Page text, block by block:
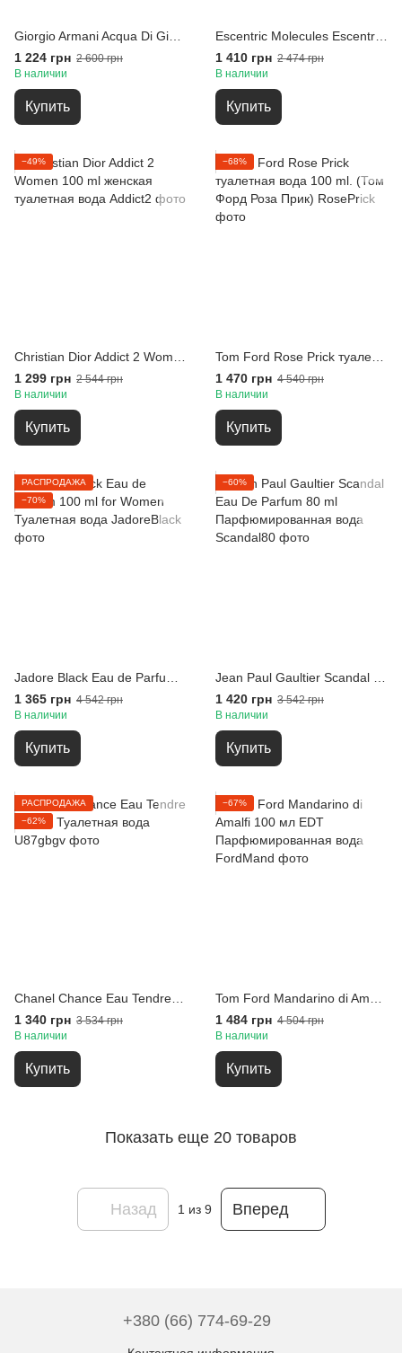
1 224 грн 2 600 грн
В наличии
Купить
1 410 грн 2 474 грн
В наличии
Купить
−49%
1 299 грн 2 544 грн
В наличии
Купить
−68%
1 470 грн 4 540 грн
В наличии
Купить
РАСПРОДАЖА
−70%
1 365 грн 4 542 грн
В наличии
Купить
−60%
1 420 грн 3 542 грн
В наличии
Купить
РАСПРОДАЖА
−62%
1 340 грн 3 534 грн
В наличии
Купить
−67%
1 484 грн 4 504 грн
В наличии
Купить
Показать еще 20 товаров
Назад 1 из 9 Вперед
+380 (66) 774-69-29